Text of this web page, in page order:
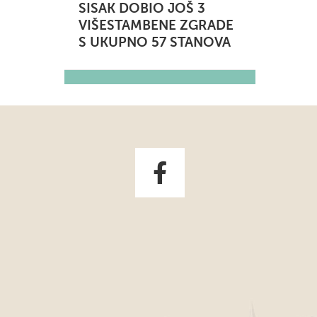
SISAK DOBIO JOŠ 3
VIŠESTAMBENE ZGRADE
S UKUPNO 57 STANOVA